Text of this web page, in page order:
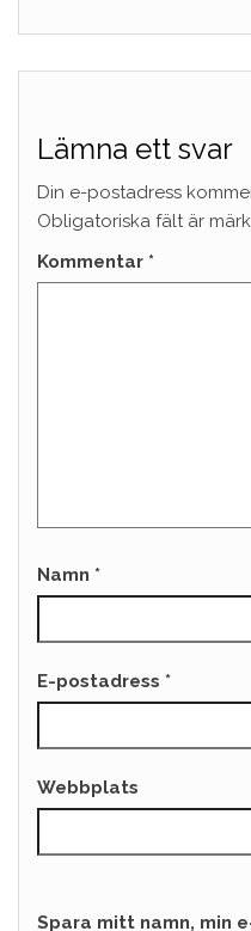
Lämna ett svar
Din e-postadress
Obligatoriska fält är
Kommentar *
Namn *
E-postadress *
Webbplats
Spara mitt namn, min